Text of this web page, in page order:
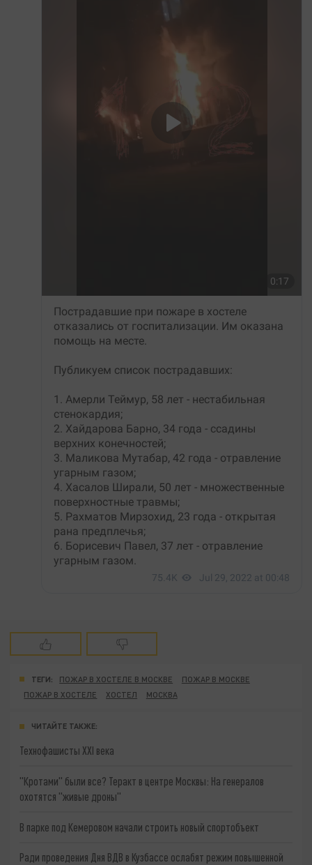
ТЕГИ: ПОЖАР В ХОСТЕЛЕ В МОСКВЕ
ПОЖАР В МОСКВЕ
ПОЖАР В ХОСТЕЛЕ
ХОСТЕЛ МОСКВА
ЧИТАЙТЕ ТАКЖЕ:
Технофашисты XXI века
"Кротами" были все? Теракт в центре Москвы: На генералов
охотятся "живые дроны"
В парке под Кемеровом начали строить новый спортобъект
Ради проведения Дня ВДВ в Кузбассе ослабят режим повышенной